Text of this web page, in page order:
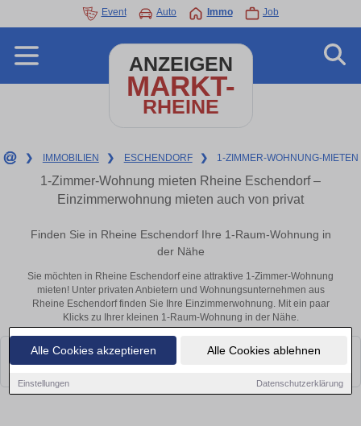
Alle Cookies akzeptieren Alle Cookies ablehnen
Einstellungen Datenschutzerklärung
Event Auto Immo Job
ANZEIGEN
MARKT-
RHEINE
❯ IMMOBILIEN ❯ ESCHENDORF ❯ 1-ZIMMER-WOHNUNG-MIETEN
1-Zimmer-Wohnung mieten Rheine Eschendorf –
Einzimmerwohnung mieten auch von privat
Finden Sie in Rheine Eschendorf Ihre 1-Raum-Wohnung in
der Nähe
Sie möchten in Rheine Eschendorf eine attraktive 1-Zimmer-Wohnung
mieten! Unter privaten Anbietern und Wohnungsunternehmen aus
Rheine Eschendorf finden Sie Ihre Einzimmerwohnung. Mit ein paar
Klicks zu Ihrer kleinen 1-Raum-Wohnung in der Nähe.
Leider konnten wir derzeit keine passenden Objekte finden. Schauen Sie
bald wieder vorbei!